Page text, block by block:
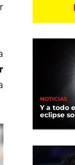
NOTICIAS
Y a todo
eclipse